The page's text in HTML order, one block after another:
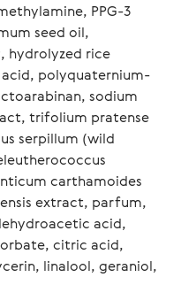
PPG-3
seed oil,
hydrolyzed rice
polyquaternium-
sodium
trifolium pratense
serpillum (wild
carthamoides
extract, parfum,
acid,
citric acid,
linalool, geraniol,